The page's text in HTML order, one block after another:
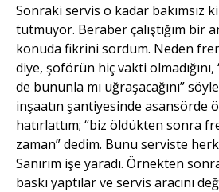
Sonraki servis o kadar bakımsız
tutmuyor. Beraber çalıştığım bir
konuda fikrini sordum. Neden
diye, şoförün hiç vakti
de bununla mı uğraşacağını”
inşaatın şantiyesinde asansörde
hatırlattım; “biz öldükten sonra
zaman” dedim. Bunu serviste
Sanırım işe yaradı. Örnekten
baskı yaptılar ve servis aracını